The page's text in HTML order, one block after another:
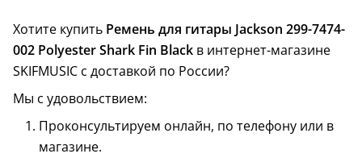
Хотите купить Ремень для гитары Jackson 299-7474-
002 Polyester Shark Fin Black в интернет-магазине
SKIFMUSIC с доставкой по России?
Мы с удовольствием:
Проконсультируем онлайн, по телефону или в
магазине.